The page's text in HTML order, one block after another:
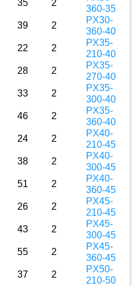
35 2
360-35
39 2
PX30-
360-40
22 2
PX35-
210-40
28 2
PX35-
270-40
33 2
PX35-
300-40
46 2
PX35-
360-40
24 2
PX40-
210-45
38 2
PX40-
300-45
51 2
PX40-
360-45
26 2
PX45-
210-45
43 2
PX45-
300-45
55 2
PX45-
360-45
37 2
PX50-
210-50